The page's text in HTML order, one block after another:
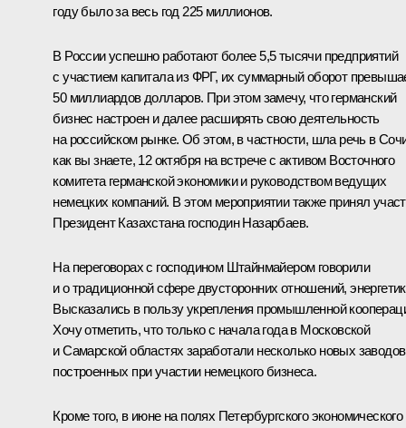
году было за весь год 225 миллионов.
В России успешно работают более 5,5 тысячи предприятий
с участием капитала из ФРГ, их суммарный оборот
50 миллиардов долларов. При этом замечу, что германский
бизнес настроен и далее расширять свою деятельность
на российском рынке. Об этом, в частности, шла речь в
как вы знаете, 12 октября на встрече с активом Восточного
комитета германской экономики и руководством ведущих
немецких компаний. В этом мероприятии также принял
Президент Казахстана господин Назарбаев.
На переговорах с господином Штайнмайером говорили
и о традиционной сфере двусторонних отношений,
Высказались в пользу укрепления промышленной
Хочу отметить, что только с начала года в Московской
и Самарской областях заработали несколько новых
построенных при участии немецкого бизнеса.
Кроме того, в июне на полях Петербургского экономического